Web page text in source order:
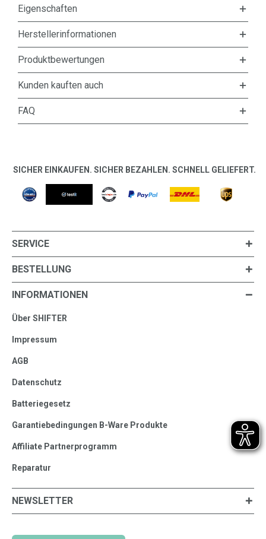
Eigenschaften
Herstellerinformationen
Produktbewertungen
Kunden kauften auch
FAQ
SICHER EINKAUFEN. SICHER BEZAHLEN. SCHNELL GELIEFERT.
SERVICE
BESTELLUNG
INFORMATIONEN
Über SHIFTER
Impressum
AGB
Datenschutz
Batteriegesetz
Garantiebedingungen B-Ware Produkte
Affiliate Partnerprogramm
Reparatur
NEWSLETTER